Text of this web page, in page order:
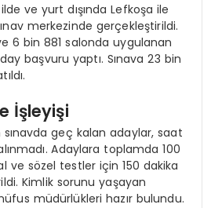
ilde ve yurt dışında Lefkoşa ile
merkezinde gerçekleştirildi.
6 bin 881 salonda uygulanan
başvuru yaptı. Sınava 23 bin
İşleyişi
sınavda geç kalan adaylar, saat
Adaylara toplamda 100
ve sözel testler için 150 dakika
Kimlik sorunu yaşayan
müdürlükleri hazır bulundu.